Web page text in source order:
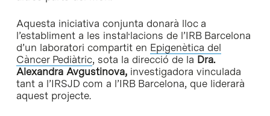
Aquesta iniciativa conjunta donarà lloc a
l’establiment a les instal·lacions de l’IRB Barcelona
d’un laboratori compartit en Epigenètica del
Càncer Pediàtric, sota la direcció de la Dra.
Alexandra Avgustinova, investigadora vinculada
tant a l’IRSJD com a l’IRB Barcelona, que liderarà
aquest projecte.